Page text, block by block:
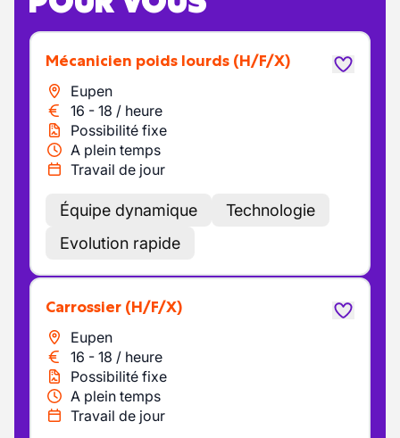
Mécanicien poids lourds (H/F/X)
Eupen
16 - 18 / heure
Possibilité fixe
A plein temps
Travail de jour
Équipe dynamique
Technologie
Evolution rapide
Carrossier (H/F/X)
Eupen
16 - 18 / heure
Possibilité fixe
A plein temps
Travail de jour